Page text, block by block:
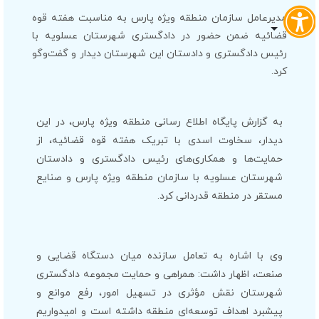
مدیرعامل سازمان منطقه ویژه پارس به مناسبت هفته قوه
قضائیه ضمن حضور در دادگستری شهرستان عسلویه با
رئیس دادگستری و دادستان این شهرستان دیدار و گفت‌وگو
کرد.
به گزارش پایگاه اطلاع رسانی منطقه ویژه پارس، در این
دیدار، سخاوت اسدی با تبریک هفته قوه قضائیه، از
حمایت‌ها و همکاری‌های رئیس دادگستری و دادستان
شهرستان عسلویه با سازمان منطقه ویژه پارس و صنایع
مستقر در منطقه قدردانی کرد.
وی با اشاره به تعامل سازنده میان دستگاه قضایی و
صنعت، اظهار داشت: همراهی و حمایت مجموعه دادگستری
شهرستان نقش مؤثری در تسهیل امور، رفع موانع و
پیشبرد اهداف توسعه‌ای منطقه داشته است و امیدواریم